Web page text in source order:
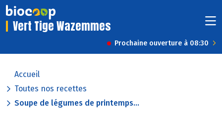
Vert Tige Wazemmes
Prochaine ouverture à 08:30
Accueil
Toutes nos recettes
Soupe de légumes de printemps...